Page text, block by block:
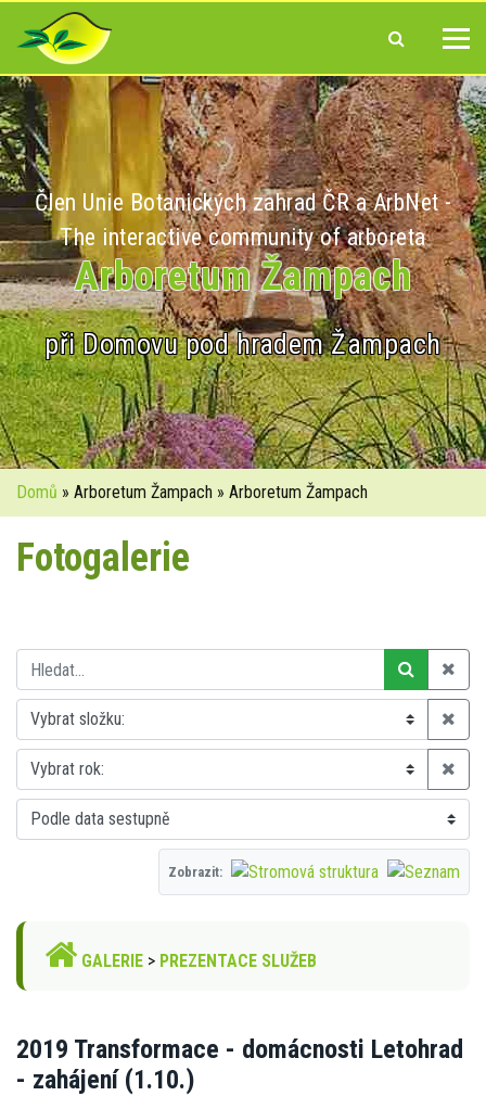
Člen Unie Botanických zahrad ČR a ArbNet -
The interactive community of arboreta
Arboretum Žampach
při Domovu pod hradem Žampach
Domů » Arboretum Žampach » Arboretum Žampach
Fotogalerie
Zobrazit:
GALERIE > PREZENTACE SLUŽEB
2019 Transformace - domácnosti Letohrad
- zahájení (1.10.)